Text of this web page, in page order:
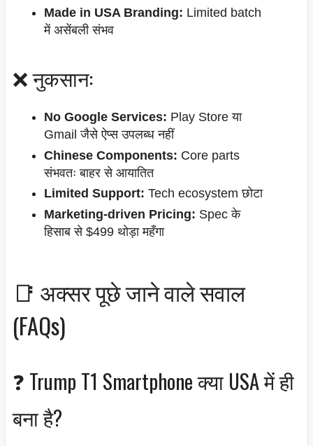
Made in USA Branding: Limited batch
में असेंबली संभव
❌ नुकसान:
No Google Services: Play Store या
Gmail जैसे ऐप्स उपलब्ध नहीं
Chinese Components: Core parts
संभवतः बाहर से आयातित
Limited Support: Tech ecosystem छोटा
Marketing-driven Pricing: Spec के
हिसाब से $499 थोड़ा महँगा
📑 अक्सर पूछे जाने वाले सवाल
(FAQs)
❓ Trump T1 Smartphone क्या USA में ही
बना है?